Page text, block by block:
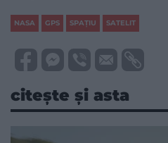
NASA GPS SPAȚIU SATELIT
citește și asta